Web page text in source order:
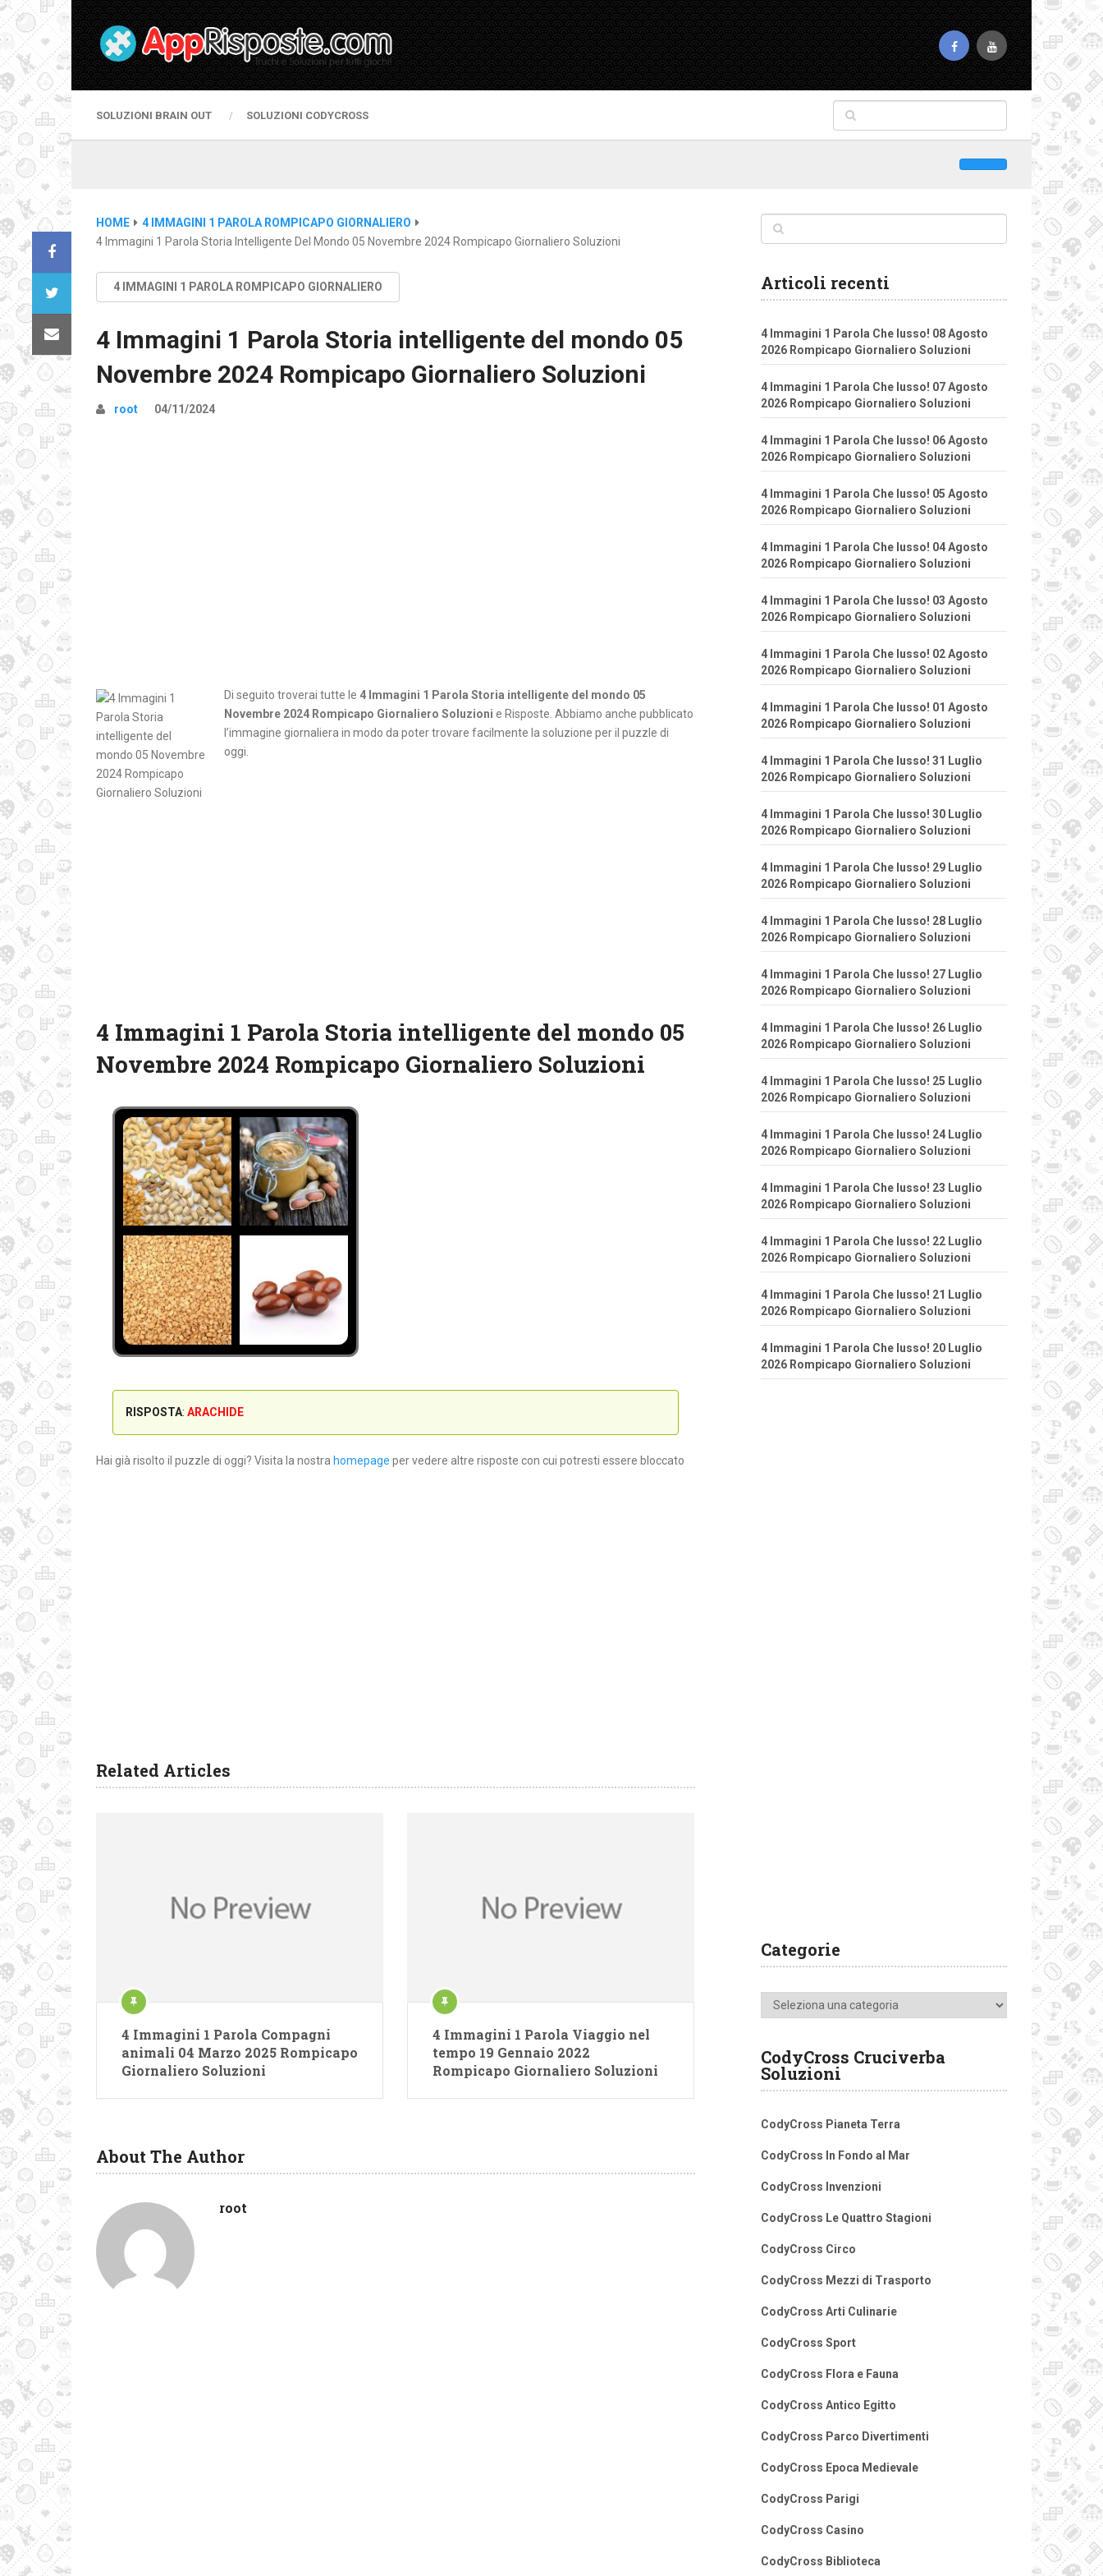
SOLUZIONI BRAIN OUT SOLUZIONI CODYCROSS
HOME
4 IMMAGINI 1 PAROLA ROMPICAPO GIORNALIERO
4 Immagini 1 Parola Storia Intelligente Del Mondo 05 Novembre 2024 Rompicapo Giornaliero Soluzioni
4 IMMAGINI 1 PAROLA ROMPICAPO GIORNALIERO
4 Immagini 1 Parola Storia intelligente del mondo 05
Novembre 2024 Rompicapo Giornaliero Soluzioni
root 04/11/2024
Di seguito troverai tutte le 4 Immagini 1 Parola Storia intelligente del mondo 05
Novembre 2024 Rompicapo Giornaliero Soluzioni e Risposte. Abbiamo anche pubblicato
l’immagine giornaliera in modo da poter trovare facilmente la soluzione per il puzzle di
oggi.
4 Immagini 1 Parola Storia intelligente del mondo 05
Novembre 2024 Rompicapo Giornaliero Soluzioni
RISPOSTA: ARACHIDE
Hai già risolto il puzzle di oggi? Visita la nostra homepage per vedere altre risposte con cui potresti essere bloccato
Related Articles
4 Immagini 1 Parola Compagni
animali 04 Marzo 2025 Rompicapo
Giornaliero Soluzioni
4 Immagini 1 Parola Viaggio nel
tempo 19 Gennaio 2022
Rompicapo Giornaliero Soluzioni
About The Author
root
Articoli recenti
4 Immagini 1 Parola Che lusso! 08 Agosto
2026 Rompicapo Giornaliero Soluzioni
4 Immagini 1 Parola Che lusso! 07 Agosto
2026 Rompicapo Giornaliero Soluzioni
4 Immagini 1 Parola Che lusso! 06 Agosto
2026 Rompicapo Giornaliero Soluzioni
4 Immagini 1 Parola Che lusso! 05 Agosto
2026 Rompicapo Giornaliero Soluzioni
4 Immagini 1 Parola Che lusso! 04 Agosto
2026 Rompicapo Giornaliero Soluzioni
4 Immagini 1 Parola Che lusso! 03 Agosto
2026 Rompicapo Giornaliero Soluzioni
4 Immagini 1 Parola Che lusso! 02 Agosto
2026 Rompicapo Giornaliero Soluzioni
4 Immagini 1 Parola Che lusso! 01 Agosto
2026 Rompicapo Giornaliero Soluzioni
4 Immagini 1 Parola Che lusso! 31 Luglio
2026 Rompicapo Giornaliero Soluzioni
4 Immagini 1 Parola Che lusso! 30 Luglio
2026 Rompicapo Giornaliero Soluzioni
4 Immagini 1 Parola Che lusso! 29 Luglio
2026 Rompicapo Giornaliero Soluzioni
4 Immagini 1 Parola Che lusso! 28 Luglio
2026 Rompicapo Giornaliero Soluzioni
4 Immagini 1 Parola Che lusso! 27 Luglio
2026 Rompicapo Giornaliero Soluzioni
4 Immagini 1 Parola Che lusso! 26 Luglio
2026 Rompicapo Giornaliero Soluzioni
4 Immagini 1 Parola Che lusso! 25 Luglio
2026 Rompicapo Giornaliero Soluzioni
4 Immagini 1 Parola Che lusso! 24 Luglio
2026 Rompicapo Giornaliero Soluzioni
4 Immagini 1 Parola Che lusso! 23 Luglio
2026 Rompicapo Giornaliero Soluzioni
4 Immagini 1 Parola Che lusso! 22 Luglio
2026 Rompicapo Giornaliero Soluzioni
4 Immagini 1 Parola Che lusso! 21 Luglio
2026 Rompicapo Giornaliero Soluzioni
4 Immagini 1 Parola Che lusso! 20 Luglio
2026 Rompicapo Giornaliero Soluzioni
Categorie
Categorie
CodyCross Cruciverba
Soluzioni
CodyCross Pianeta Terra
CodyCross In Fondo al Mar
CodyCross Invenzioni
CodyCross Le Quattro Stagioni
CodyCross Circo
CodyCross Mezzi di Trasporto
CodyCross Arti Culinarie
CodyCross Sport
CodyCross Flora e Fauna
CodyCross Antico Egitto
CodyCross Parco Divertimenti
CodyCross Epoca Medievale
CodyCross Parigi
CodyCross Casino
CodyCross Biblioteca